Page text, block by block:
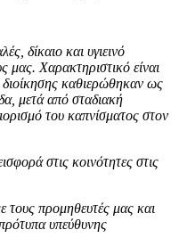
δίκαιο και υγιεινό
μας. Χαρακτηριστικό είναι
διοίκησης καθιερώθηκαν ως
μετά από σταδιακή
του καπνίσματος στον
στις κοινότητες στις
τους προμηθευτές μας και
υπεύθυνης